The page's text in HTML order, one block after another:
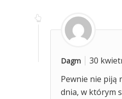
Dagm
30
Pewnie nie piją
dnia, w którym